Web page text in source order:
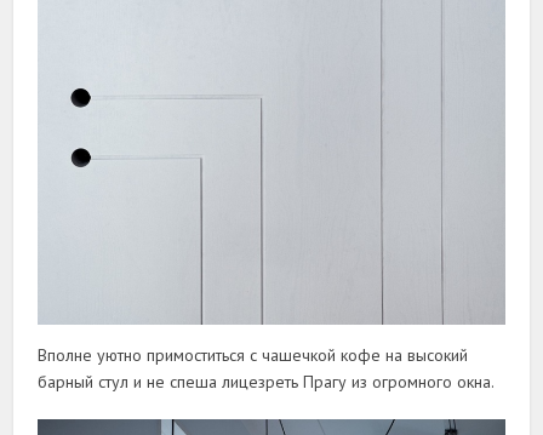
Вполне уютно примоститься с чашечкой кофе на высокий
барный стул и не спеша лицезреть Прагу из огромного окна.